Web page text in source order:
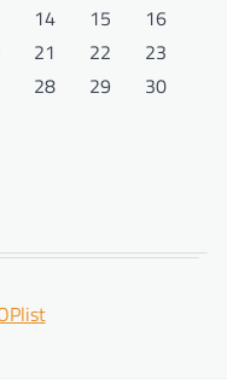
14 15
16
21 22
23
28 29
30